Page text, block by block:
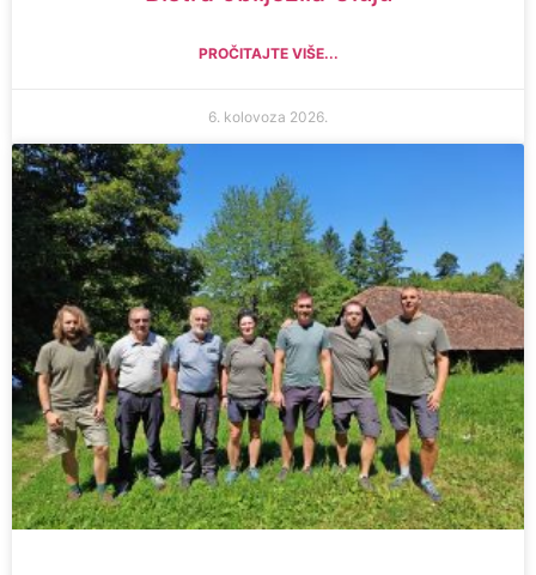
PROČITAJTE VIŠE...
6. kolovoza 2026.